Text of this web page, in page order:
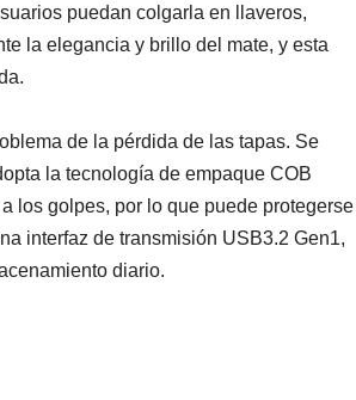
puedan colgarla en llaveros,
la elegancia y brillo del mate, y esta
de la pérdida de las tapas. Se
la tecnología de empaque COB
los golpes, por lo que puede protegerse
interfaz de transmisión USB3.2 Gen1,
diario.